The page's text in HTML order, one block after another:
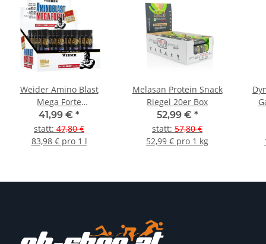
Weider Amino Blast
Mega Forte
Trinkampulle 20er Pack
41,99 € *
statt: 47,80 €
83,98 € pro 1 l
Melasan Protein Snack
Riegel 20er Box
52,99 € *
statt: 57,80 €
52,99 € pro 1 kg